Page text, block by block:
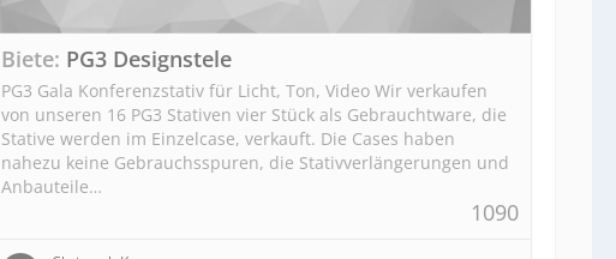
Biete PG3 Designstele
PG3 Gala Konferenzstativ für Licht, Ton, Video Wir verkaufen
von unseren 16 PG3 Stativen vier Stück als Gebrauchtware, die
Stative werden im Einzelcase, verkauft. Die Cases haben
nahezu keine Gebrauchsspuren, die Stativverlängerungen und
Anbauteile…
1090